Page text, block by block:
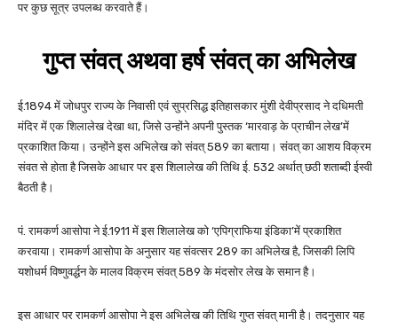
पर कुछ सूत्र उपलब्ध करवाते हैं।
गुप्त संवत् अथवा हर्ष संवत् का अभिलेख
ई.1894 में जोधपुर राज्य के निवासी एवं सुप्रसिद्ध इतिहासकार मुंशी देवीप्रसाद ने दधिमती
मंदिर में एक शिलालेख देखा था, जिसे उन्होंने अपनी पुस्तक ‘मारवाड़ के प्राचीन लेख’में
प्रकाशित किया। उन्होंने इस अभिलेख को संवत् 589 का बताया। संवत् का आशय विक्रम
संवत से होता है जिसके आधार पर इस शिलालेख की तिथि ई. 532 अर्थात् छठी शताब्दी ईस्वी
बैठती है।
पं. रामकर्ण आसोपा ने ई.1911 में इस शिलालेख को ‘एपिग्राफिया इंडिका’में प्रकाशित
करवाया। रामकर्ण आसोपा के अनुसार यह संवत्सर 289 का अभिलेख है, जिसकी लिपि
यशोधर्म विष्णुवर्द्धन के मालव विक्रम संवत् 589 के मंदसोर लेख के समान है।
इस आधार पर रामकर्ण आसोपा ने इस अभिलेख की तिथि गुप्त संवत् मानी है। तदनुसार यह